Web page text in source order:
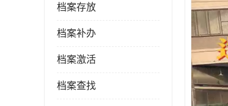
档案存放
档案补办
档案激活
档案查找